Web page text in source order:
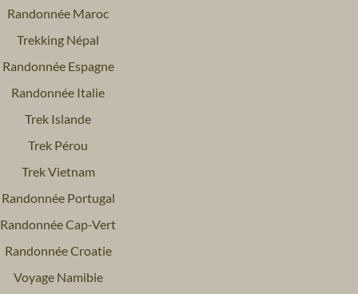
Randonnée Maroc
Trekking Népal
Randonnée Espagne
Randonnée Italie
Trek Islande
Trek Pérou
Trek Vietnam
Randonnée Portugal
Randonnée Cap-Vert
Randonnée Croatie
Voyage Namibie